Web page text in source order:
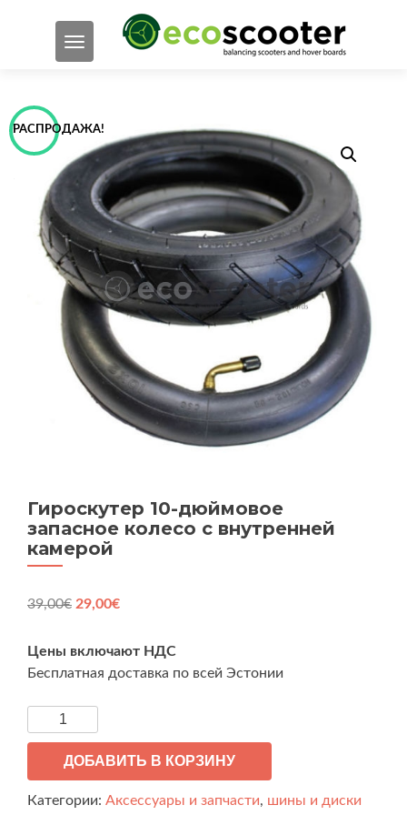
ПОКАЗАТЬ/СКРЫТЬ НАВИГАЦИЮ
РАСПРОДАЖА!
Гироскутер 10-дюймовое
запасное колесо с внутренней
камерой
39,00€ Первоначальная
39,00€.
29,00€Текущая
Цены включают НДС
Бесплатная доставка по всей Эстонии
Количество
товара
Гироскутер
10-
дюймовое
ДОБАВИТЬ В КОРЗИНУ
Категории: Аксессуары и запчасти, шины и диски